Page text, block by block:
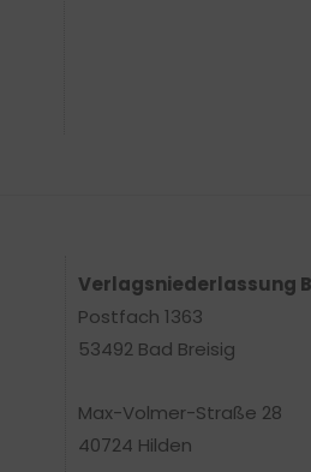
Verlagsniederlassung
Postfach 1363
53492 Bad Breisig
Max-Volmer-Straße 28
40724 Hilden